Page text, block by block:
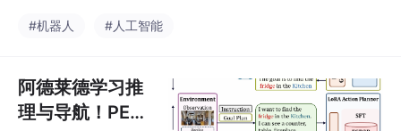
环境中的零样本导航。
表现出强大的鲁棒性和
适应性，显著提高了导
航性能和效率。
#机器人 #人工智能
阿德莱德学习推
理与导航！PEA